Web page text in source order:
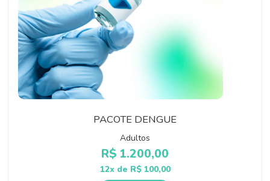
PACOTE DENGUE
Adultos
R$ 1.200,00
12x de R$100,00